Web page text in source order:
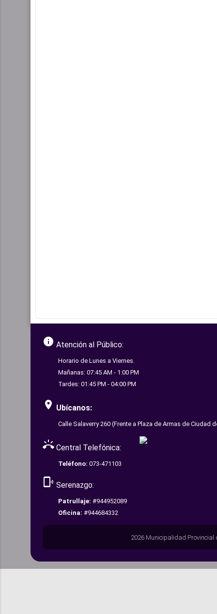
info Atención al Público:
Horario de Lunes a Viernes.
Mañanas: 07:45 AM - 1:00 PM
Tardes: 01:45 PM - 04:00 PM
room Ubícanos:
Calle Salaverry 260 (Frente a Plaza de Armas de Ciudad
ring_volume Central Telefónica:
Teléfono: 073-471103
phonelink_ring Serenazgo:
Patrullaje: #944952089
Oficina: #944684332
2026 Municipalidad Provincial